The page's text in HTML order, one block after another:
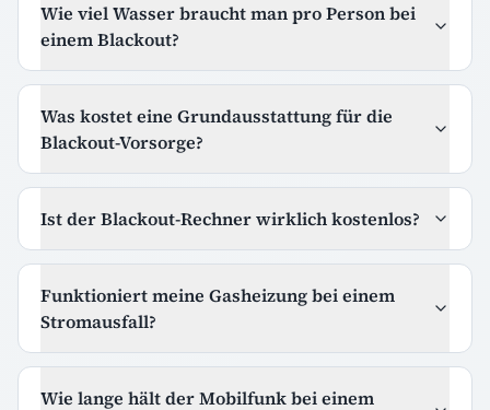
Wie viel Wasser braucht man pro Person bei
einem Blackout?
Was kostet eine Grundausstattung für die
Blackout-Vorsorge?
Ist der Blackout-Rechner wirklich kostenlos?
Funktioniert meine Gasheizung bei einem
Stromausfall?
Wie lange hält der Mobilfunk bei einem